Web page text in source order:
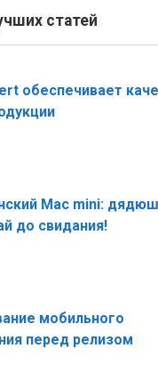
статей
обеспечивает
Mac mini:
до свидания!
мобильного
перед релизом